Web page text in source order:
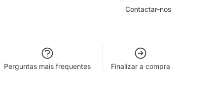
Contactar-nos
Perguntas mais frequentes Finalizar a compra